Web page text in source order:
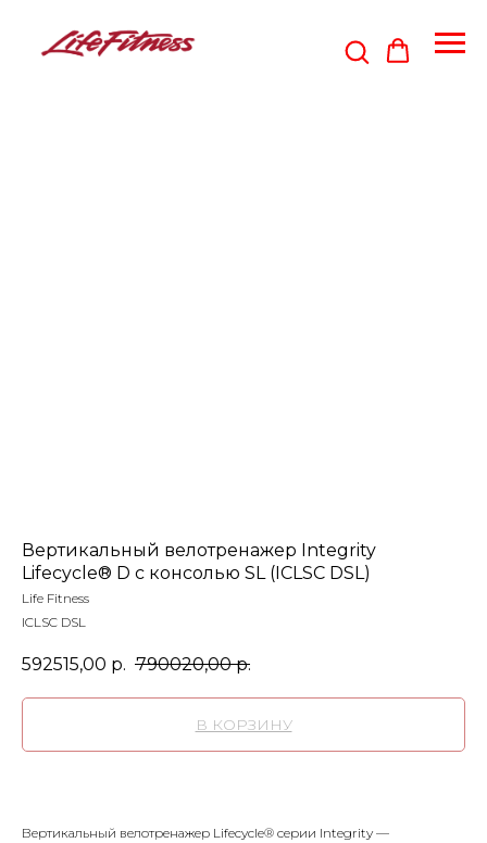
Вертикальный велотренажер Integrity
Lifecycle® D с консолью SL (ICLSC DSL)
Life Fitness
ICLSC DSL
592515,00 р. 790020,00 р.
В КОРЗИНУ
Вертикальный велотренажер Lifecycle® серии Integrity —